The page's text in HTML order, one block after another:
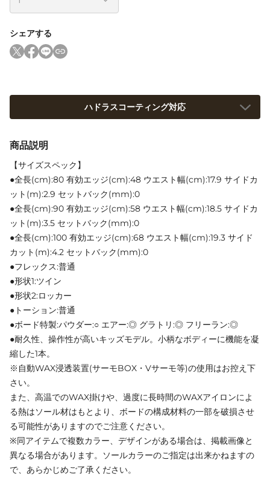
シェアする
ハドラスコーティング対応
商品説明
【サイズスペック】
●全長(cm):80 有効エッジ(cm):48 ウエスト幅(cm):17.9 サイドカ
ット(m):2.9 セットバック(mm):0
●全長(cm):90 有効エッジ(cm):58 ウエスト幅(cm):18.5 サイドカ
ット(m):3.5 セットバック(mm):0
●全長(cm):100 有効エッジ(cm):68 ウエスト幅(cm):19.3 サイド
カット(m):4.2 セットバック(mm):0
●フレックス:普通
●形状1:ツイン
●形状2:ロッカー
●トーション:普通
●ボード特製:パウダー:○ エアー:◎ グラトリ:◎ フリーラン:◎
●耐久性、操作性が高いキッズモデル。小柄なボディーに機能を凝
縮した1本。
※自動WAX浸透装置(サーモBOX・Vサーモ等)の使用はお控え下
さい。
また、高温でのWAX掛けや、過度に長時間のWAXアイロンによ
る熱はソール材はもとより、ボードの構成材料の一部を破損させ
る可能性がありますのでご注意ください。
※同アイテムで複数カラー、デザインがある場合は、掲載画像と
異なる場合があります。ソールカラーのご指定は出来かねますの
で、あらかじめご了承ください。